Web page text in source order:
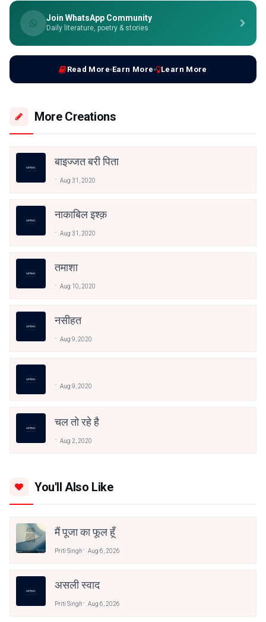
Join WhatsApp Community
Daily literature, poetry & stories
Read More Earn More Learn More
More Creations
बाइज्जत बरी पिता
Aug 31, 2020
नाकाबिल इश्क़
Aug 31, 2020
तमाशा
Aug 10, 2020
नसीहत
Aug 9, 2020
Aug 9, 2020
चल तो रहे है
Aug 2, 2020
You'll Also Like
मैं पूजा का फूल हूँ
Priti Singh Aug 6, 2026
असली स्वाद
Priti Singh Aug 6, 2026